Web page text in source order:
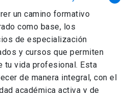
un camino formativo
como base, los
de especialización
y cursos que permiten
tu vida profesional. Esta
de manera integral, con el
académica activa y de